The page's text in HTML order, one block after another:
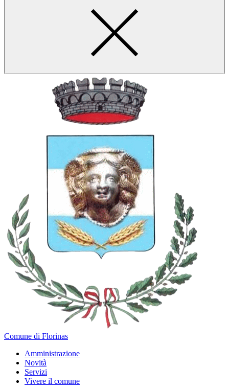
Comune di Florinas
Amministrazione
Novità
Servizi
Vivere il comune